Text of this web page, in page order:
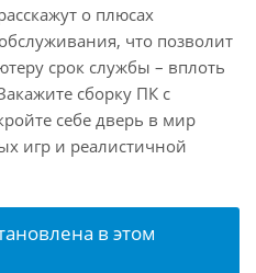
о плюсах
что позволит
срок службы – вплоть
сборку ПК с
себе дверь в мир
игр и реалистичной
в этом